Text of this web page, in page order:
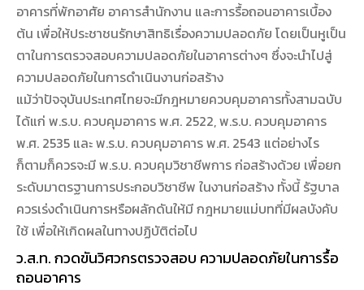
อาคารที่พักอาศัย อาคารสำนักงาน และการรื้อถอนอาคารเบื้อง
ต้น เพื่อให้ประชาชนรักษาสิทธิเรื่องความปลอดภัย โดยเป็นหูเป็น
ตาในการตรวจสอบความปลอดภัยในอาคารต่างๆ ซึ่งจะนำไปสู่
ความปลอดภัยในการดำเนินงานก่อสร้าง
แม้ว่าปัจจุบันประเทศไทยจะมีกฎหมายควบคุมอาคารทั้งสามฉบับ
ได้แก่ พ.ร.บ. ควบคุมอาคาร พ.ศ. 2522, พ.ร.บ. ควบคุมอาคาร
พ.ศ. 2535 และ พ.ร.บ. ควบคุมอาคาร พ.ศ. 2543 แต่อย่างไร
ก็ตามก็ควรจะมี พ.ร.บ. ควบคุมวิชาชีพการ ก่อสร้างด้วย เพื่อยก
ระดับมาตรฐานการประกอบวิชาชีพ ในงานก่อสร้าง ทั้งนี้ รัฐบาล
ควรเร่งดำเนินการหรือผลักดันให้มี กฎหมายแม่บทที่มีผลบังคับ
ใช้ เพื่อให้เกิดผลในทางปฏิบัติต่อไป
ว.ส.ท. กวดขันวิศวกรตรวจสอบ ความปลอดภัยในการรื้อ
ถอนอาคาร